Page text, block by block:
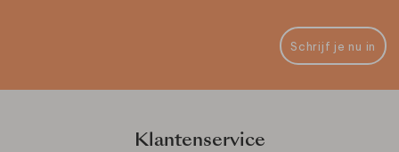
Schrijf je nu in
Klantenservice